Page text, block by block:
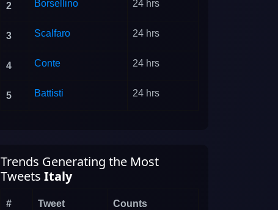
2 Borsellino 24 hrs
3 Scalfaro 24 hrs
4 Conte 24 hrs
5 Battisti 24 hrs
Trends Generating the Most
Tweets Italy
# Tweet Counts